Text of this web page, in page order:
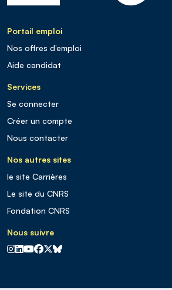
Portail emploi
Nos offres d’emploi
Aide candidat
Services
Se connecter
Créer un compte
Nous contacter
Nos autres sites
le site Carrières
Le site du CNRS
Fondation CNRS
Nous suivre
CNRS sur Instagram
CNRS sur Linkedin
CNRS sur Youtube
CNRS sur Facebook
CNRS sur X
CNRS sur Blus sky